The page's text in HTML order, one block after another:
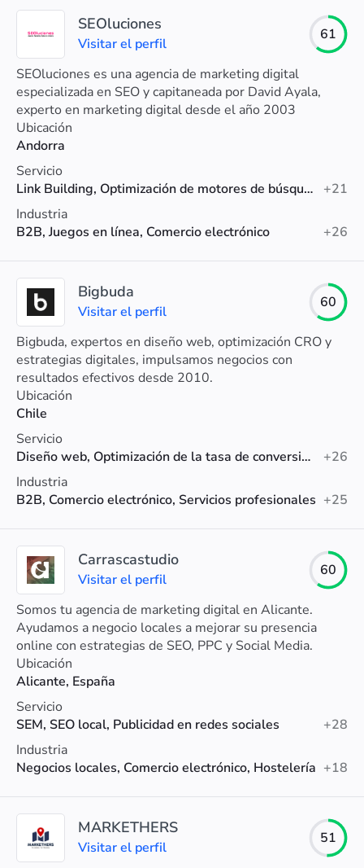
SEOluciones
Visitar el perfil
61
SEOluciones es una agencia de marketing digital
especializada en SEO y capitaneada por David Ayala,
experto en marketing digital desde el año 2003
especializado en proyectos de alto tráfico.
Ubicación
Andorra
Servicio
Link Building, Optimización de motores de búsqueda (SEO), SEO para comercio electrónico
+21
Industria
B2B, Juegos en línea, Comercio electrónico
+26
Bigbuda
Visitar el perfil
60
Bigbuda, expertos en diseño web, optimización CRO y
estrategias digitales, impulsamos negocios con
resultados efectivos desde 2010.
Ubicación
Chile
Servicio
Diseño web, Optimización de la tasa de conversión, Marketing digital
+26
Industria
B2B, Comercio electrónico, Servicios profesionales +25
Carrascastudio
Visitar el perfil
60
Somos tu agencia de marketing digital en Alicante.
Ayudamos a negocio locales a mejorar su presencia
online con estrategias de SEO, PPC y Social Media.
Ubicación
Alicante, España
Servicio
SEM, SEO local, Publicidad en redes sociales
+28
Industria
Negocios locales, Comercio electrónico, Hostelería +18
MARKETHERS
Visitar el perfil
51